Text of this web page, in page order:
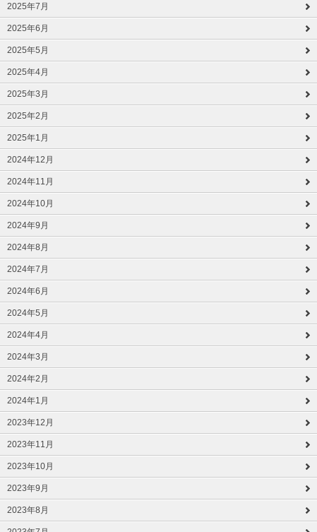
2025年7月
2025年6月
2025年5月
2025年4月
2025年3月
2025年2月
2025年1月
2024年12月
2024年11月
2024年10月
2024年9月
2024年8月
2024年7月
2024年6月
2024年5月
2024年4月
2024年3月
2024年2月
2024年1月
2023年12月
2023年11月
2023年10月
2023年9月
2023年8月